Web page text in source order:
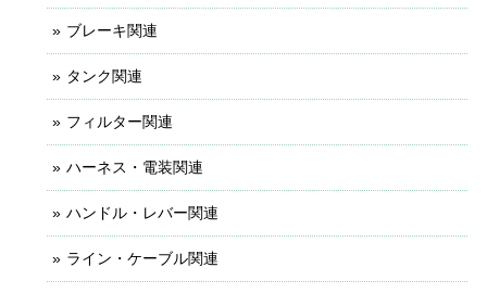
ブレーキ関連
タンク関連
フィルター関連
ハーネス・電装関連
ハンドル・レバー関連
ライン・ケーブル関連